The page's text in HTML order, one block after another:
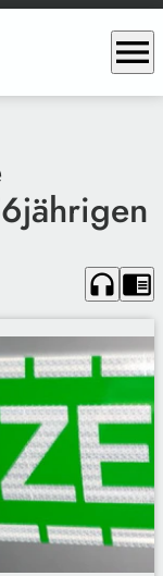
menu
headphones chrome_reader_mode